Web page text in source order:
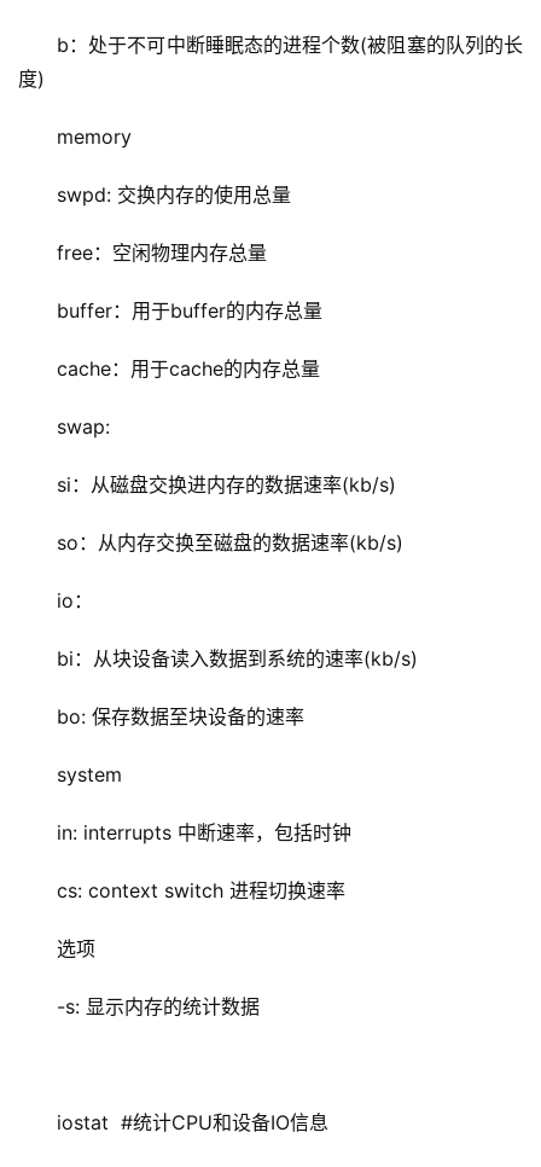
b：处于不可中断睡眠态的进程个数(被阻塞的队列的长
度)
memory
swpd: 交换内存的使用总量
free：空闲物理内存总量
buffer：用于buffer的内存总量
cache：用于cache的内存总量
swap:
si：从磁盘交换进内存的数据速率(kb/s)
so：从内存交换至磁盘的数据速率(kb/s)
io：
bi：从块设备读入数据到系统的速率(kb/s)
bo: 保存数据至块设备的速率
system
in: interrupts 中断速率，包括时钟
cs: context switch 进程切换速率
选项
-s: 显示内存的统计数据
iostat  #统计CPU和设备IO信息